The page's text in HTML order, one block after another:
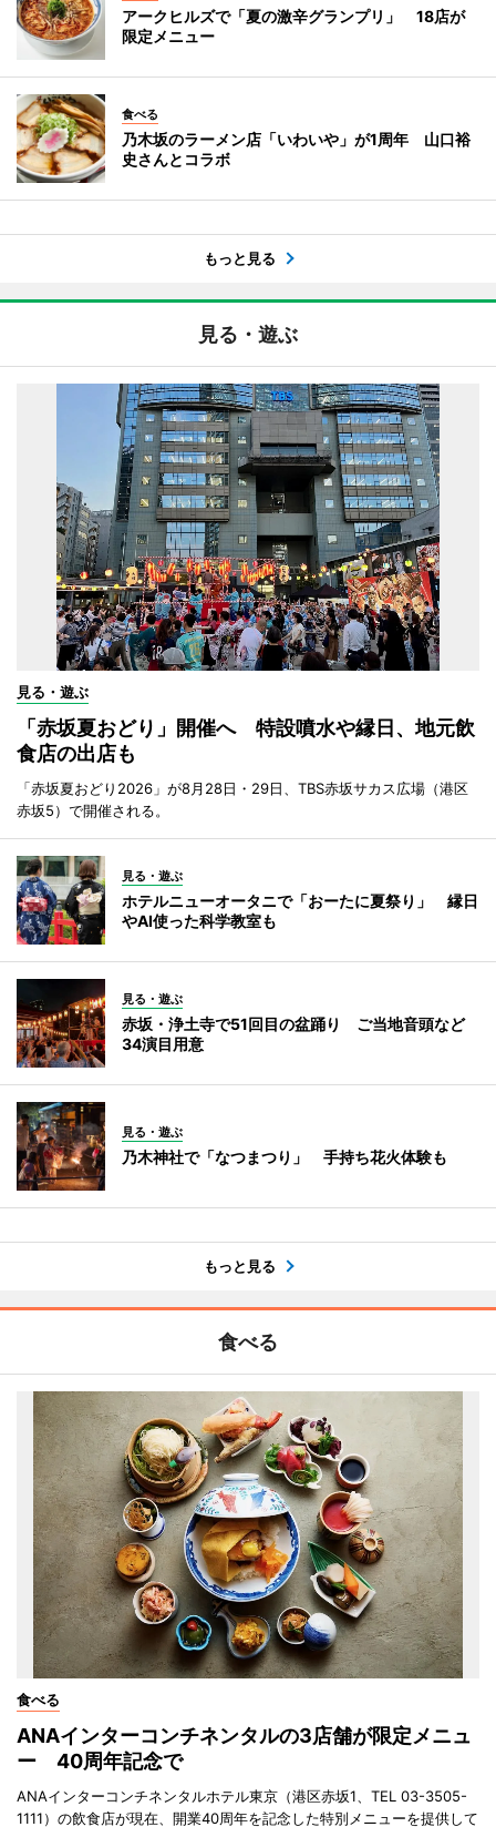
アークヒルズで「夏の激辛グランプリ」 18店が
限定メニュー
食べる
乃木坂のラーメン店「いわいや」が1周年 山口裕
史さんとコラボ
もっと見る
見る・遊ぶ
見る・遊ぶ
「赤坂夏おどり」開催へ 特設噴水や縁日、地元飲
食店の出店も
「赤坂夏おどり2026」が8月28日・29日、TBS赤坂サカス広場（港区
赤坂5）で開催される。
見る・遊ぶ
ホテルニューオータニで「おーたに夏祭り」 縁日
やAI使った科学教室も
見る・遊ぶ
赤坂・浄土寺で51回目の盆踊り ご当地音頭など
34演目用意
見る・遊ぶ
乃木神社で「なつまつり」 手持ち花火体験も
もっと見る
食べる
食べる
ANAインターコンチネンタルの3店舗が限定メニュ
ー 40周年記念で
ANAインターコンチネンタルホテル東京（港区赤坂1、TEL 03-3505-
1111）の飲食店が現在、開業40周年を記念した特別メニューを提供して